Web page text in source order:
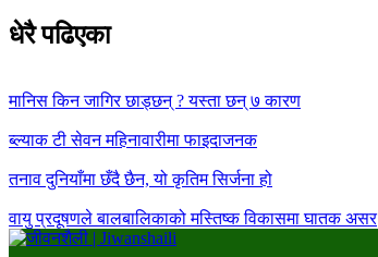
धेरै पढिएका
मानिस किन जागिर छाड्छन् ? यस्ता छन् ७ कारण
ब्ल्याक टी सेवन महिनावारीमा फाइदाजनक
तनाव दुनियाँमा छँदै छैन, यो कृतिम सिर्जना हो
वायु प्रदूषणले बालबालिकाको मस्तिष्क विकासमा घातक असर